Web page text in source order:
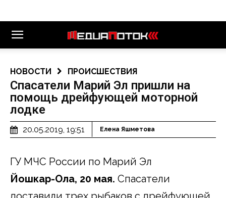
НОВОСТИ ПРОИСШЕСТВИЯ
Спасатели Марий Эл пришли на
помощь дрейфующей моторной
лодке
20.05.2019, 19:51 Елена Яшметова
ГУ МЧС России по Марий Эл
Йошкар-Ола, 20 мая. Спасатели